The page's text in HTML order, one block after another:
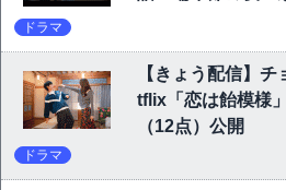
ドラマ
【きょう配信】
tflix「恋は飴模様
（12点）公開
ドラマ